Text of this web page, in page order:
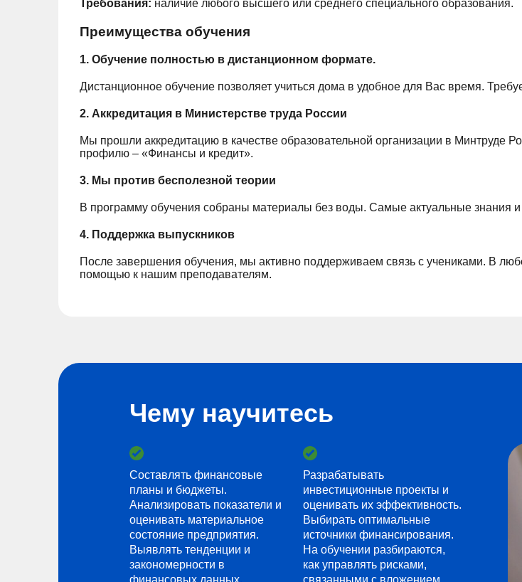
Требования: наличие любого высшего или среднего специального образования.
Преимущества обучения
1. Обучение полностью в дистанционном формате.
Дистанционное обучение позволяет учиться дома в удобное для Вас время.
2. Аккредитация в Министерстве труда России
Мы прошли аккредитацию в качестве образовательной организации в Минтруде
профилю – «Финансы и кредит».
3. Мы против бесполезной теории
В программу обучения собраны материалы без воды. Самые актуальные
4. Поддержка выпускников
После завершения обучения, мы активно поддерживаем связь с учениками. В
помощью к нашим преподавателям.
Чему научитесь
Составлять финансовые
планы и бюджеты.
Анализировать показатели и
оценивать материальное
состояние предприятия.
Выявлять тенденции и
закономерности в
финансовых данных.
Разрабатывать
инвестиционные проекты и
оценивать их эффективность.
Выбирать оптимальные
источники финансирования.
На обучении разбираются,
как управлять рисками,
связанными с вложением